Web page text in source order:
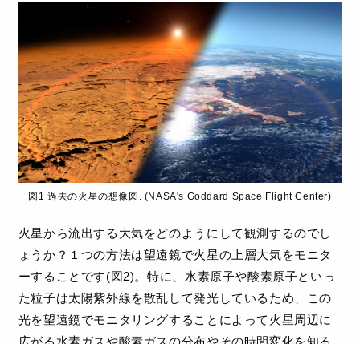
図1 過去の火星の想像図. (NASA's Goddard Space Flight Center)
火星から流出する大気をどのようにして観測するのでし
ょうか？１つの方法は望遠鏡で火星の上層大気をモニタ
ーすることです(図2)。特に、水素原子や酸素原子といっ
た粒子は太陽紫外線を散乱して発光しているため、この
光を望遠鏡でモニタリングすることによって火星周辺に
広がる水素ガスや酸素ガスの分布やその時間変化を知る